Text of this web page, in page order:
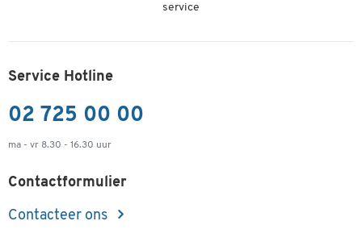
service
Service Hotline
02 725 00 00
ma - vr 8.30 - 16.30 uur
Contactformulier
Contacteer ons